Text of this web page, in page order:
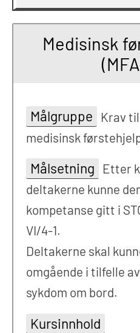
Medisinsk
Målgruppe
Krav
medisinsk
Målsetning
Etter
deltakerne kunne
kompetanse gitt i
VI/4-1.
Deltakerne skal
omgående i tilfelle
sykdom om bord.
Kursinnhold